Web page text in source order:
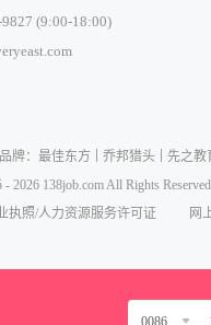
(9:00-18:00)
牌： 最佳东方 乔邦猎头 先之教
2026 138job.com All Rights Reserved
执照/人力资源服务许可证 网
0086
中国大陆
中国香港
中国澳门